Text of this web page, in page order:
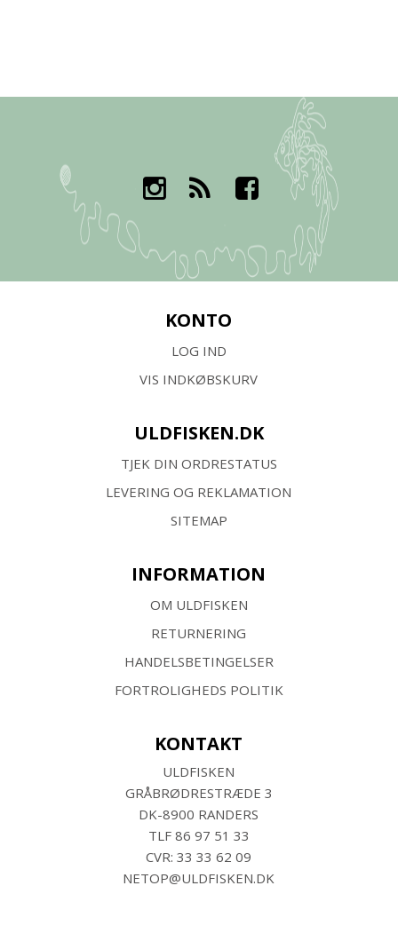
KONTO
LOG IND
VIS INDKØBSKURV
ULDFISKEN.DK
TJEK DIN ORDRESTATUS
LEVERING OG REKLAMATION
SITEMAP
INFORMATION
OM ULDFISKEN
RETURNERING
HANDELSBETINGELSER
FORTROLIGHEDS POLITIK
KONTAKT
ULDFISKEN
GRÅBRØDRESTRÆDE 3
DK-8900 RANDERS
TLF 86 97 51 33
CVR: 33 33 62 09
NETOP@ULDFISKEN.DK